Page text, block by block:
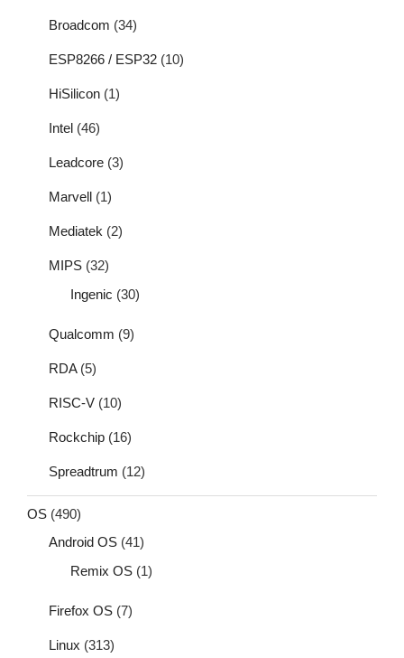
Broadcom (34)
ESP8266 / ESP32 (10)
HiSilicon (1)
Intel (46)
Leadcore (3)
Marvell (1)
Mediatek (2)
MIPS (32)
Ingenic (30)
Qualcomm (9)
RDA(5)
RISC-V (10)
Rockchip (16)
Spreadtrum (12)
OS (490)
Android OS (41)
Remix OS (1)
Firefox OS (7)
Linux (313)